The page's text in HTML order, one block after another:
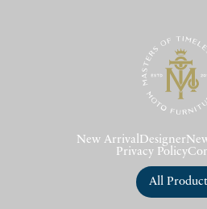
New Arrival Designer
Privacy Policy
All